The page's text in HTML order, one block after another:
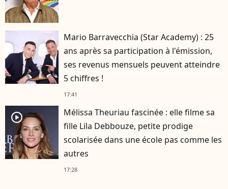
Mario Barravecchia (Star Academy) : 25
ans après sa participation à l'émission,
ses revenus mensuels peuvent atteindre
5 chiffres !
17:41
player2
Mélissa Theuriau fascinée : elle filme sa
fille Lila Debbouze, petite prodige
scolarisée dans une école pas comme les
autres
17:28